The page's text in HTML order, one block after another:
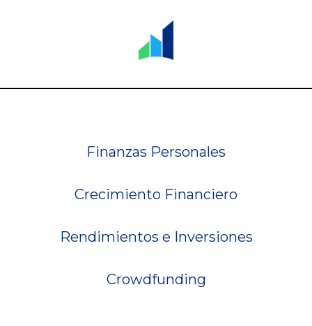
Finanzas Personales
Crecimiento Financiero
Rendimientos e Inversiones
Crowdfunding